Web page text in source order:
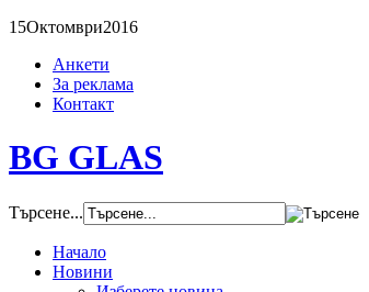
15Октомври2016
Анкети
За реклама
Контакт
BG GLAS
Търсене...
Начало
Новини